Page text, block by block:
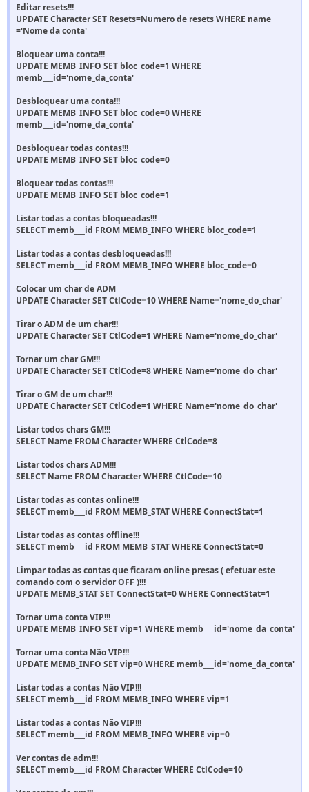
Editar resets!!!
UPDATE Character SET Resets=Numero de resets WHERE name
='Nome da conta'
Bloquear uma conta!!!
UPDATE MEMB_INFO SET bloc_code=1 WHERE
memb___id='nome_da_conta'
Desbloquear uma conta!!!
UPDATE MEMB_INFO SET bloc_code=0 WHERE
memb___id='nome_da_conta'
Desbloquear todas contas!!!
UPDATE MEMB_INFO SET bloc_code=0
Bloquear todas contas!!!
UPDATE MEMB_INFO SET bloc_code=1
Listar todas a contas bloqueadas!!!
SELECT memb___id FROM MEMB_INFO WHERE bloc_code=1
Listar todas a contas desbloqueadas!!!
SELECT memb___id FROM MEMB_INFO WHERE bloc_code=0
Colocar um char de ADM
UPDATE Character SET CtlCode=10 WHERE Name='nome_do_char'
Tirar o ADM de um char!!!
UPDATE Character SET CtlCode=1 WHERE Name='nome_do_char'
Tornar um char GM!!!
UPDATE Character SET CtlCode=8 WHERE Name='nome_do_char'
Tirar o GM de um char!!!
UPDATE Character SET CtlCode=1 WHERE Name='nome_do_char'
Listar todos chars GM!!!
SELECT Name FROM Character WHERE CtlCode=8
Listar todos chars ADM!!!
SELECT Name FROM Character WHERE CtlCode=10
Listar todas as contas online!!!
SELECT memb___id FROM MEMB_STAT WHERE ConnectStat=1
Listar todas as contas offline!!!
SELECT memb___id FROM MEMB_STAT WHERE ConnectStat=0
Limpar todas as contas que ficaram online presas ( efetuar este
comando com o servidor OFF )!!!
UPDATE MEMB_STAT SET ConnectStat=0 WHERE ConnectStat=1
Tornar uma conta VIP!!!
UPDATE MEMB_INFO SET vip=1 WHERE memb___id='nome_da_conta'
Tornar uma conta Não VIP!!!
UPDATE MEMB_INFO SET vip=0 WHERE memb___id='nome_da_conta'
Listar todas a contas Não VIP!!!
SELECT memb___id FROM MEMB_INFO WHERE vip=1
Listar todas a contas Não VIP!!!
SELECT memb___id FROM MEMB_INFO WHERE vip=0
Ver contas de adm!!!
SELECT memb___id FROM Character WHERE CtlCode=10